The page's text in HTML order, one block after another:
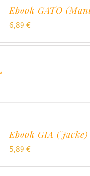
Ebook GATO
6,89 €
Ebook GIA
5,89 €